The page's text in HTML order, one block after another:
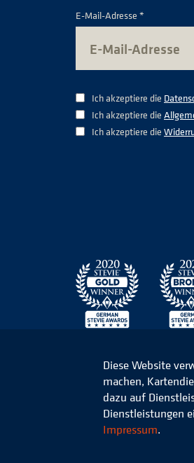
E-Mail-Adresse *
Ich akzeptiere die
Ich akzeptiere die
Ich akzeptiere die
© 2026
Diese Website
machen,
dazu auf
Dienstleistungen
Impressum.